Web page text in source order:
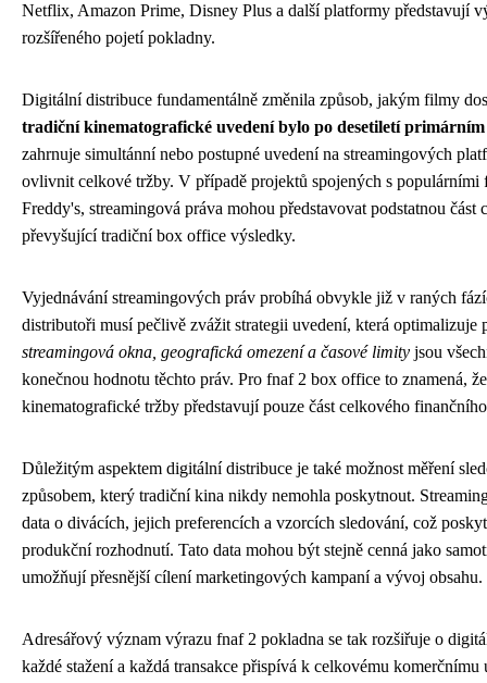
Netflix, Amazon Prime, Disney Plus a další platformy představují
rozšířeného pojetí pokladny.
Digitální distribuce fundamentálně změnila způsob, jakým filmy
tradiční kinematografické uvedení bylo po desetiletí
zahrnuje simultánní nebo postupné uvedení na streamingových
ovlivnit celkové tržby. V případě projektů spojených s populárními
Freddy's, streamingová práva mohou představovat podstatnou
převyšující tradiční box office výsledky.
Vyjednávání streamingových práv probíhá obvykle již v raných
distributoři musí pečlivě zvážit strategii uvedení, která
streamingová okna, geografická omezení a časové limity jsou
konečnou hodnotu těchto práv. Pro fnaf 2 box office to znamená,
kinematografické tržby představují pouze část celkového
Důležitým aspektem digitální distribuce je také možnost měření
způsobem, který tradiční kina nikdy nemohla poskytnout.
data o divácích, jejich preferencích a vzorcích sledování, což
produkční rozhodnutí. Tato data mohou být stejně cenná jako
umožňují přesnější cílení marketingových kampaní a vývoj obsahu.
Adresářový význam výrazu fnaf 2 pokladna se tak rozšiřuje o
každé stažení a každá transakce přispívá k celkovému